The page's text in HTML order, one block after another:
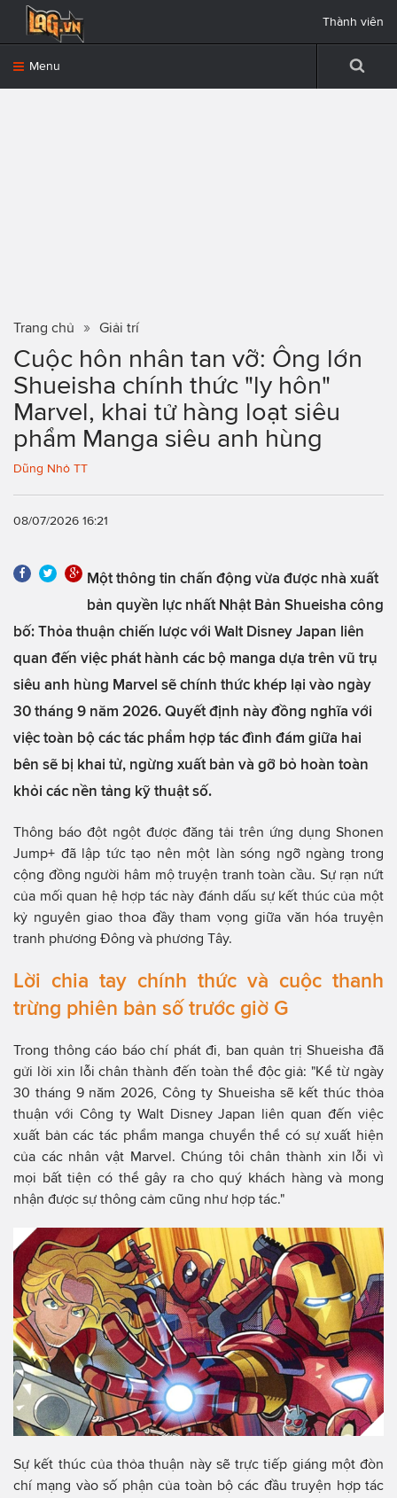
Menu
Thành viên
Trang chủ Giải trí
Cuộc hôn nhân tan vỡ: Ông lớn
Shueisha chính thức "ly hôn"
Marvel, khai tử hàng loạt siêu
phẩm Manga siêu anh hùng
Dũng Nhỏ TT
08/07/2026 16:21
Một thông tin chấn động vừa được nhà xuất
bản quyền lực nhất Nhật Bản Shueisha công
bố: Thỏa thuận chiến lược với Walt Disney Japan liên
quan đến việc phát hành các bộ manga dựa trên vũ trụ
siêu anh hùng Marvel sẽ chính thức khép lại vào ngày
30 tháng 9 năm 2026. Quyết định này đồng nghĩa với
việc toàn bộ các tác phẩm hợp tác đình đám giữa hai
bên sẽ bị khai tử, ngừng xuất bản và gỡ bỏ hoàn toàn
khỏi các nền tảng kỹ thuật số.
Thông báo đột ngột được đăng tải trên ứng dụng Shonen
Jump+ đã lập tức tạo nên một làn sóng ngỡ ngàng trong
cộng đồng người hâm mộ truyện tranh toàn cầu. Sự rạn nứt
của mối quan hệ hợp tác này đánh dấu sự kết thúc của một
kỷ nguyên giao thoa đầy tham vọng giữa văn hóa truyện
tranh phương Đông và phương Tây.
Lời chia tay chính thức và cuộc thanh
trừng phiên bản số trước giờ G
Trong thông cáo báo chí phát đi, ban quản trị Shueisha đã
gửi lời xin lỗi chân thành đến toàn thể độc giả: "Kể từ ngày
30 tháng 9 năm 2026, Công ty Shueisha sẽ kết thúc thỏa
thuận với Công ty Walt Disney Japan liên quan đến việc
xuất bản các tác phẩm manga chuyển thể có sự xuất hiện
của các nhân vật Marvel. Chúng tôi chân thành xin lỗi vì
mọi bất tiện có thể gây ra cho quý khách hàng và mong
nhận được sự thông cảm cũng như hợp tác."
Sự kết thúc của thỏa thuận này sẽ trực tiếp giáng một đòn
chí mạng vào số phận của toàn bộ các đầu truyện hợp tác